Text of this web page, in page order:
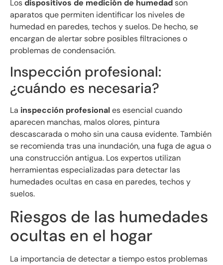
Losdispositivos de medición de humedad son
aparatos que permiten identificar los niveles de
humedad en paredes, techos y suelos. De hecho, se
encargan de alertar sobre posibles filtraciones o
problemas de condensación.
Inspección profesional:
¿cuándo es necesaria?
La inspección profesionales esencial cuando
aparecen manchas, malos olores, pintura
descascarada o moho sin una causa evidente. También
se recomienda tras una inundación, una fuga de agua o
una construcción antigua. Los expertos utilizan
herramientas especializadas para detectar las
humedades ocultas en casa en paredes, techos y
suelos.
Riesgos de las humedades
ocultas en el hogar
La importancia de detectar a tiempo estos problemas